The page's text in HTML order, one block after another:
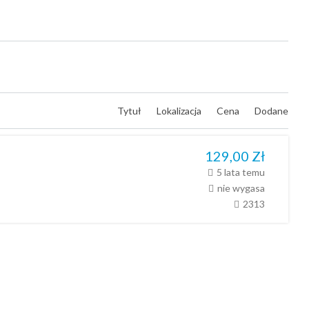
Tytuł Lokalizacja Cena Dodane
129,00 Zł
5 lata temu
nie wygasa
2313